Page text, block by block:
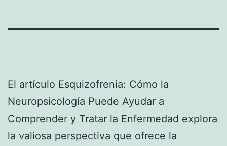
El artículo Esquizofrenia: Cómo la
Neuropsicología Puede Ayudar a
Comprender y Tratar la Enfermedad explora
la valiosa perspectiva que ofrece la